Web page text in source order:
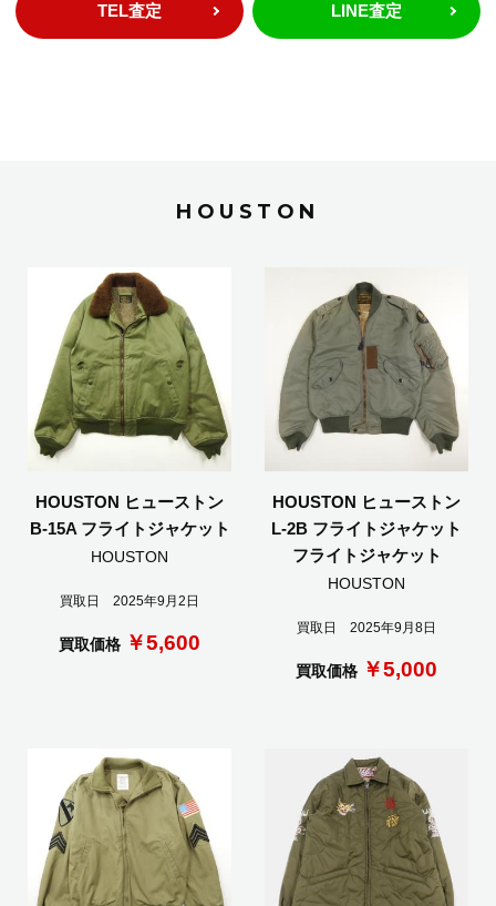
TEL査定 LINE査定
HOUSTON
HOUSTON ヒューストン
B-15A フライトジャケット
HOUSTON
買取日 2025年9月2日
買取価格 ￥5,600
HOUSTON ヒューストン
L-2B フライトジャケット
フライトジャケット
HOUSTON
買取日 2025年9月8日
買取価格 ￥5,000